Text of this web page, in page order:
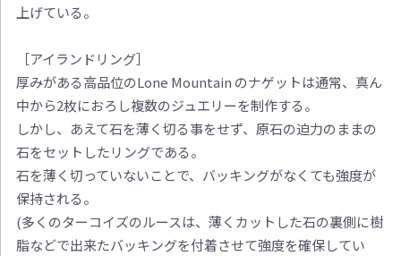
上げている。
［アイランドリング］
厚みがある高品位のLone Mountain のナゲットは通常、真ん
中から2枚におろし複数のジュエリーを制作する。
しかし、あえて石を薄く切る事をせず、原石の迫力のままの
石をセットしたリングである。
石を薄く切っていないことで、バッキングがなくても強度が
保持される。
(多くのターコイズのルースは、薄くカットした石の裏側に樹
脂などで出来たバッキングを付着させて強度を確保してい